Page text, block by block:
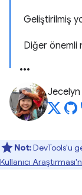
Geliştirilmiş
Diğer önemli
Jecelyn
Not:DevTools'u
Kullanıcı